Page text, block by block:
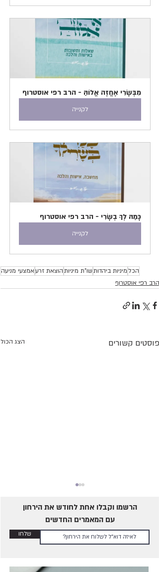
מִבְּשָׂרִי אֶחֱזֶה אֱלוֹהַּ - הרב רפי אוסטרוף
לקנייה
כָּמַהּ לְךָ בְשָׂרִי - הרב רפי אוסטרוף
לקנייה
הכלמיניות ביהדותשו"ת מיניותהוצאת זרעאמצעי מניעה
הרב רפי אוסטרוף
פוסטים קשורים הצג הכול
מה ההבדל בין כדורים סיניים,
הרשמו וקבלו אחת לחודש את הירחון
עם המאמרים החדשים
שלחו